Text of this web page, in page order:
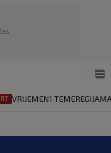
VRIJEMEN1 TEMEREGIJA